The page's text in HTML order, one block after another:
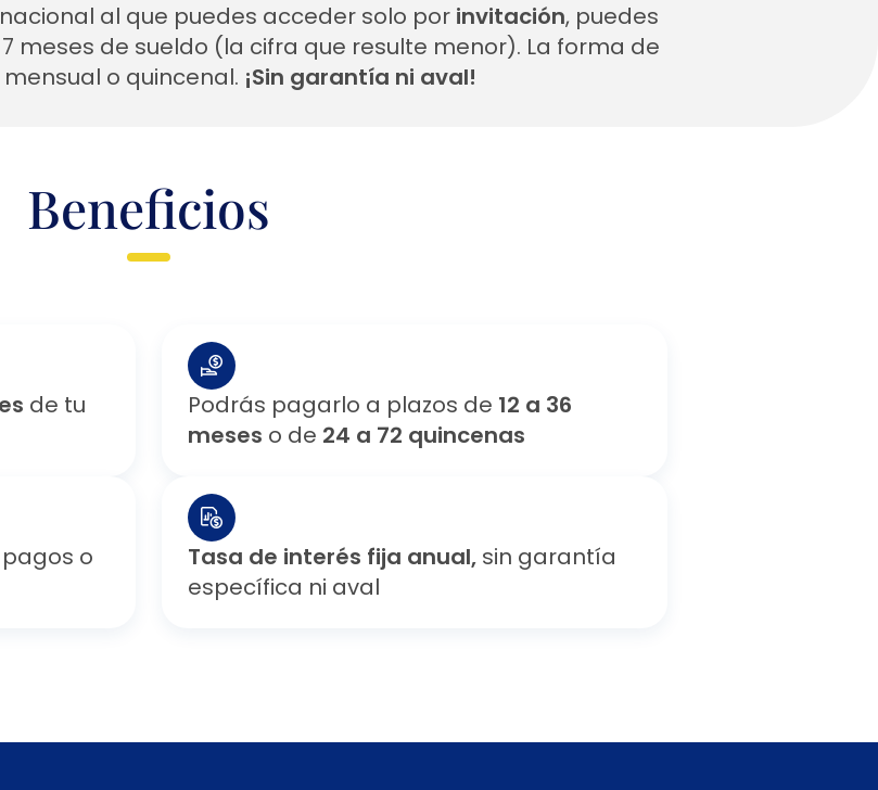
al que puedes acceder solo por invitación, puedes
meses de sueldo (la cifra que resulte menor). La forma de
o quincenal. ¡Sin garantía ni aval!
Beneficios
de tu
Podrás pagarlo a plazos de 12 a 36
meses o de 24 a 72 quincenas
o
Tasa de interés fija anual, sin garantía
específica ni aval